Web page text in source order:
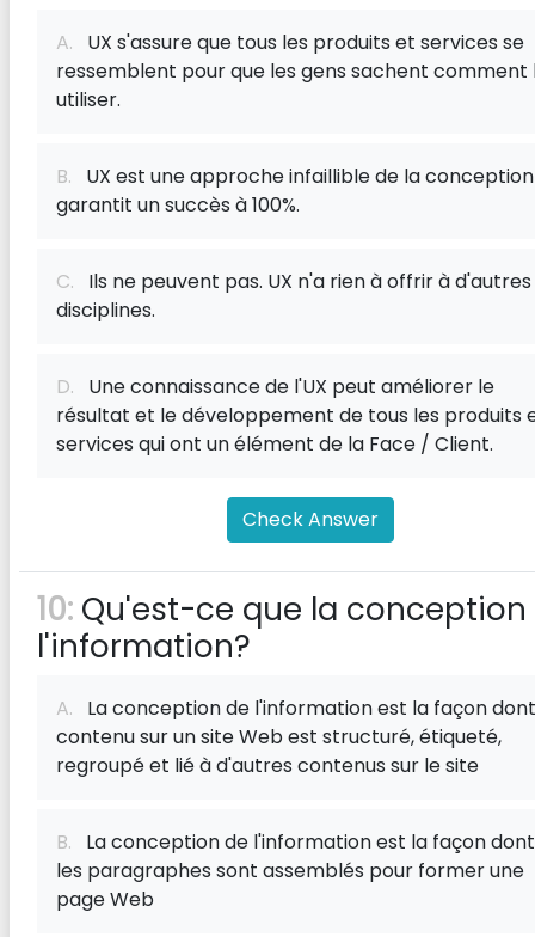
A. UX s'assure que tous les produits et services se
ressemblent pour que les gens sachent comment
utiliser.
B. UX est une approche infaillible de la
garantit un succès à 100%.
C. Ils ne peuvent pas. UX n'a ​​rien à offrir à d'autres
disciplines.
D. Une connaissance de l'UX peut améliorer le
résultat et le développement de tous les produits
services qui ont un élément de la Face / Client.
Check Answer
10: Qu'est-ce que la conception
l'information?
A. La conception de l'information est la façon
contenu sur un site Web est structuré, étiqueté,
regroupé et lié à d'autres contenus sur le site
B. La conception de l'information est la façon dont
les paragraphes sont assemblés pour former une
page Web